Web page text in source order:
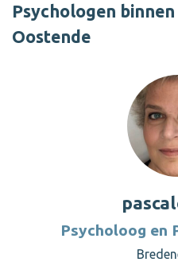
Psychologen
Oostende
Psycholoog en